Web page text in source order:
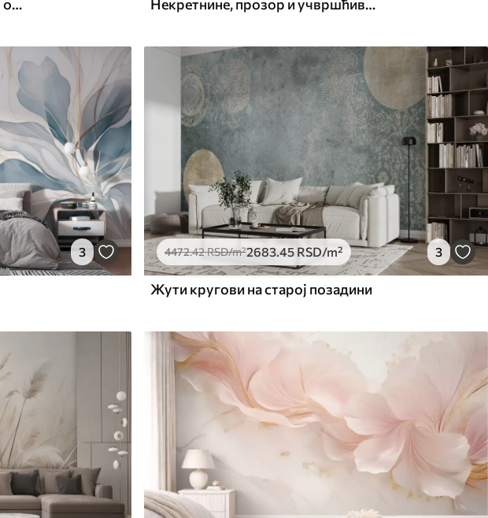
Снежне планине, цртеж у стилу оловке, минимализам, шума, природа Некретнине, прозор и учвршћивање
3 4472.42RSD/m²2683.45 RSD/m² 3
Жути кругови на старој позадини